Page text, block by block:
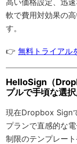
軟で費用対効果の
す。
👉 無料トライアル
HelloSign（
プルで手頃な選
現在Dropbox Sign
プランで直感的な
制限のテンプレー